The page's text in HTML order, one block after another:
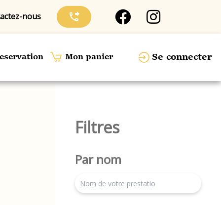
nous phone_forwarded
Mon panier Se connecter
Filtres
Par nom